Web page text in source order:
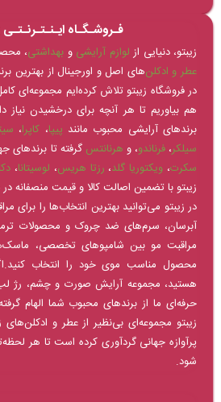
فـروشـگـاه ایـنـتـرنـتـی
زیبتو، دنیایی از لوازم آرایشی و بهداشتی،
عطر و ادکلن‌های اصل و اورجینال از بهترین
در فروشگاه زیبتو تلاش کرده‌ایم مجموعه‌ای
هم بیاوریم تا هر آنچه برای درخشیدن نیاز
برندهای آرایشی محبوب مانند پیپا، کاپرا،
سیلکر،فرناندو، و هرنانتس گرفته تا
سکرت، ویکتوریا گلد، رزتا هریس، لوسیتانا،
زیبتو با تضمین اصالت کالا و قیمت
در زیبتو می‌توانید بهترین انتخاب‌ها را برای
آبرسان، سرم‌های ضد چروک و محصولات
مراقبت مو بین شامپوهای تخصصی،
محصول مناسب موی خود را انتخاب
هستید، مجموعه آرایش صورت و چشم، رژ
حرفه‌ای ما از برندهای محبوب شما الهام
زیبتو مجموعه‌ای بی‌نظیر از عطر و ادکلن‌های
پرآوازه جهانی گردآوری کرده است تا هر
شود.